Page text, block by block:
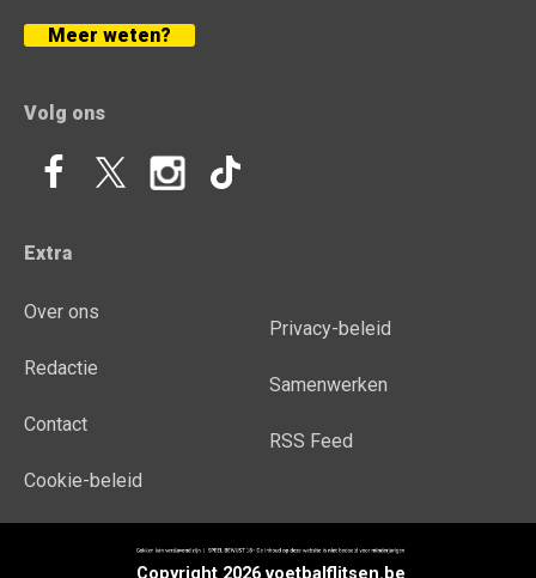
Meer weten?
Volg ons
Extra
Over ons
Redactie
Contact
Cookie-beleid
Privacy-beleid
Samenwerken
RSS Feed
Copyright 2026 voetbalflitsen.be